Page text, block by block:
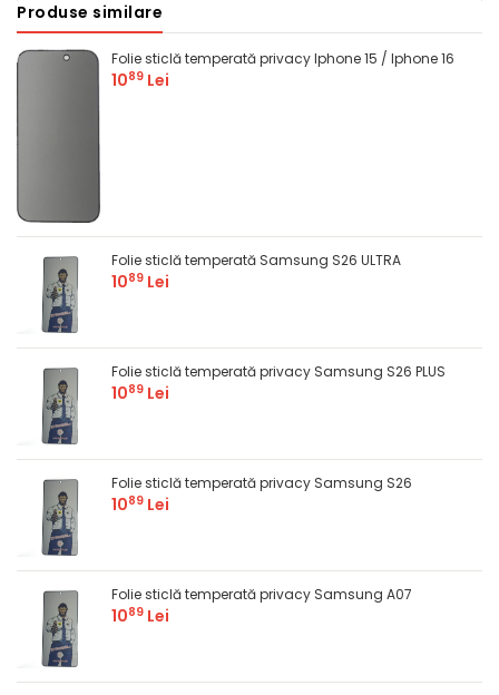
Comandă
Produse similare
Folie sticlă temperată privacy Iphone 15 / Iphone 16
1089 Lei
Folie sticlă temperată Samsung S26 ULTRA
1089 Lei
Folie sticlă temperată privacy Samsung S26 PLUS
1089 Lei
Folie sticlă temperată privacy Samsung S26
1089 Lei
Folie sticlă temperată privacy Samsung A07
1089 Lei